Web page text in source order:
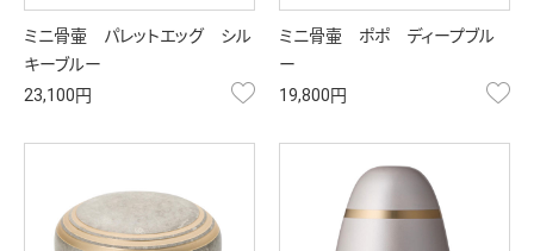
ミニ骨壷 パレットエッグ シル
キーブルー
23,100円
お気に入り
ミニ骨壷 ポポ ディープブル
ー
19,800円